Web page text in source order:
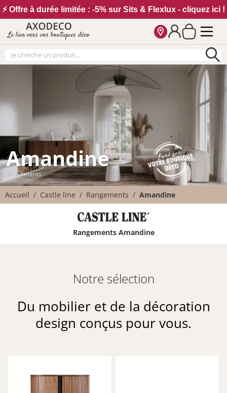
⚡ Offre à durée limitée : -5% sur Sits & Flexlux - cliquez ici !
Le lien vers vos boutiques déco
Amandine
Rangements
Accueil Castle line Rangements Amandine
Rangements Amandine
Notre sélection
Du mobilier et de la décoration
design conçus pour vous.
Vos paramètres cookies